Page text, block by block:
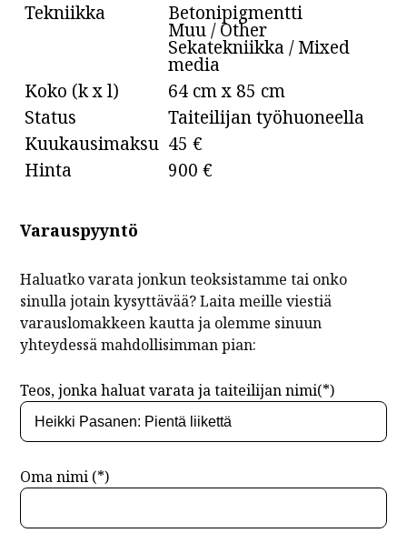
Tekniikka
Betonipigmentti
Muu / Other
Sekatekniikka / Mixed
media
Koko (k x l)
64 cm x 85 cm
Status
Taiteilijan työhuoneella
Kuukausimaksu 45 €
Hinta
900 €
Varauspyyntö
Haluatko varata jonkun teoksistamme tai onko
sinulla jotain kysyttävää? Laita meille viestiä
varauslomakkeen kautta ja olemme sinuun
yhteydessä mahdollisimman pian:
Teos, jonka haluat varata ja taiteilijan nimi(*)
Oma nimi (*)